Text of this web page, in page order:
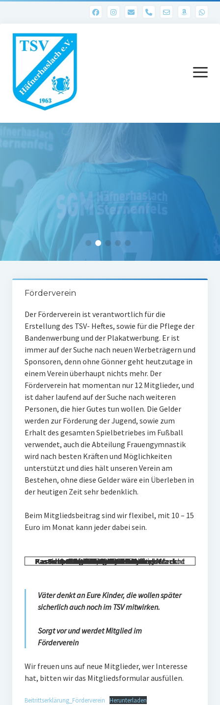
phone
Menü
öffnen
1. Mannschaft
Ergebnisse 1. Mannschaft
Tabelle 1.Mannschaft
Spielerstatistik 1. Mannschaft
Spielplan Kreisliga A3
Tabelle Damen
Spielplan Bezirksliga Damen
Kinderfussball
Ü30-Fussball
AH-Abteilung
Breitensport
Frauengymnastik
ThaiBo
Kinderturnen
Eltern-Kind-Turnen
Kinderturnen 3 – 4 Jahre
Mitglied werden
Gaststätte
Anfahrt
Förderverein
Der Förderverein ist verantwortlich für die
Erstellung des TSV- Heftes, sowie für die Pflege der
Bandenwerbung und der Plakatwerbung. Er ist
immer auf der Suche nach neuen Werbeträgern und
Sponsoren, denn ohne Gönner geht heutzutage in
einem Verein überhaupt nichts mehr. Der
Förderverein hat momentan nur 12 Mitglieder, und
ist daher laufend auf der Suche nach weiteren
Personen, die hier Gutes tun wollen. Die Gelder
werden zur Förderung der Jugend, sowie zum
Erhalt des gesamten Spielbetriebes im Fußball
verwendet, auch die Abteilung Frauengymnastik
wird nach besten Kräften und Möglichkeiten
unterstützt und dies hält unseren Verein am
Bestehen, ohne diese Gelder wäre ein Überleben in
der heutigen Zeit sehr bedenklich.
Beim Mitgliedsbeitrag sind wir flexibel, mit 10 – 15
Euro im Monat kann jeder dabei sein.
1. Vorstand Reiner Schneider
2. Vorstand Ali Boylu
1. Kassier Willy Gerlacher
Schriftführer Günther Hirsch
stellv.Schriftführer Julia Burmistrack
Kassenprüfer: Reiner Schneider und Marbod Gille
Techn. Ausschuss: Alle FV Mitglieder
Passives Mitglied: Anika Gerlacher, Albrecht Rottner, Manuel Pfeiffer
Mitglieder:
Marbod Gille
Julia Schneider
Manuel Pfeifer
Günther Hirsch
Väter denkt an Eure Kinder, die wollen später
sicherlich auch noch im TSV mitwirken.
Sorgt vor und werdet Mitglied im
Förderverein
Wir freuen uns auf neue Mitglieder, wer Interesse
hat, bitten wir das Mitgliedsformular ausfüllen.
Beitrittserklärung_Förderverein Herunterladen